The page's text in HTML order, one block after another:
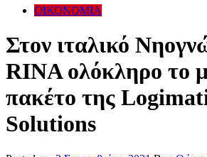
ΟΙΚΟΝΟΜΙΑ
Στον ιταλικό
RINA ολόκληρο το
πακέτο της
Solutions